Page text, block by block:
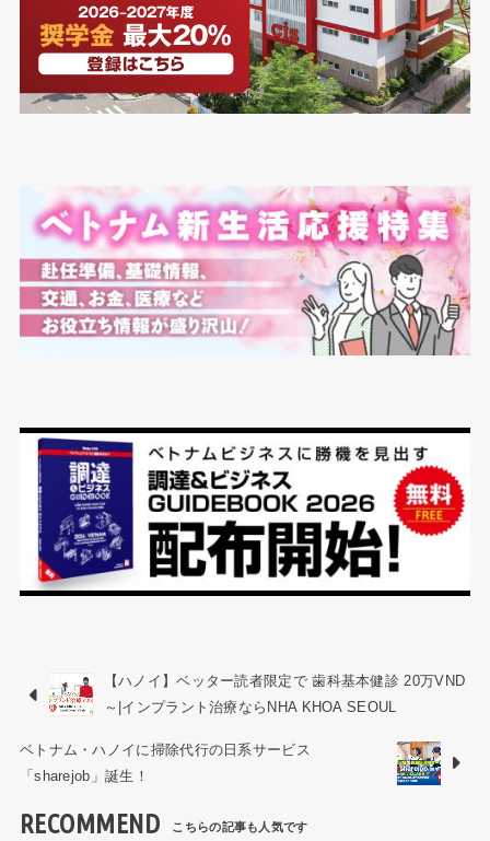
【ハノイ】ベッター読者限定で 歯科基本健診 20万VND
～|インプラント治療ならNHA KHOA SEOUL
ベトナム・ハノイに掃除代行の日系サービス
「sharejob」誕生！
RECOMMEND